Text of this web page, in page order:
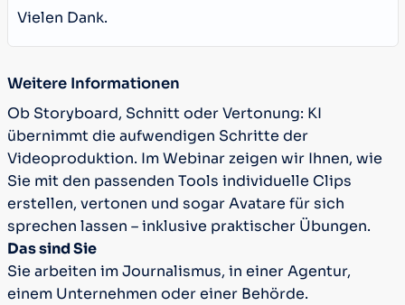
Vielen Dank.
Weitere Informationen
Ob Storyboard, Schnitt oder Vertonung: KI
übernimmt die aufwendigen Schritte der
Videoproduktion. Im Webinar zeigen wir Ihnen, wie
Sie mit den passenden Tools individuelle Clips
erstellen, vertonen und sogar Avatare für sich
sprechen lassen – inklusive praktischer Übungen.
Das sind Sie
Sie arbeiten im Journalismus, in einer Agentur,
einem Unternehmen oder einer Behörde.